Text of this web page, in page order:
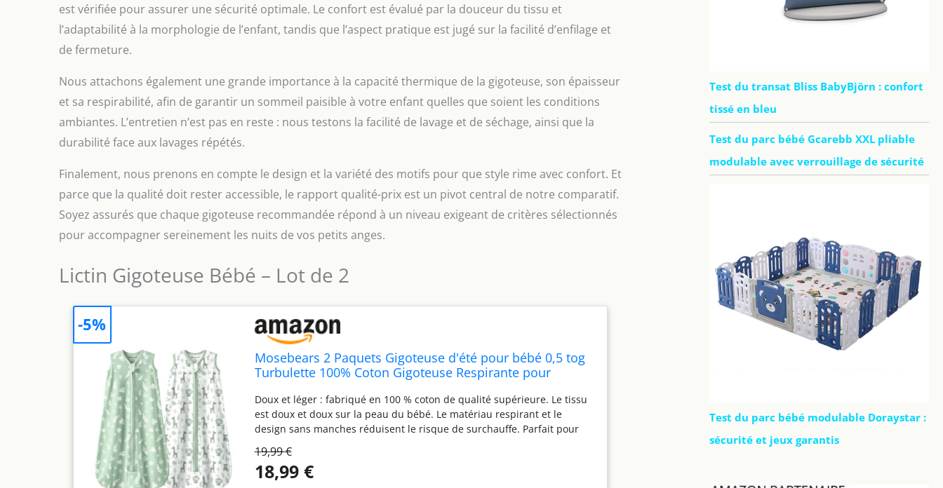
est vérifiée pour assurer une sécurité optimale. Le confort est évalué par la douceur du tissu et
l’adaptabilité à la morphologie de l’enfant, tandis que l’aspect pratique est jugé sur la facilité d’enfilage et
de fermeture.
Nous attachons également une grande importance à la capacité thermique de la gigoteuse, son épaisseur
et sa respirabilité, afin de garantir un sommeil paisible à votre enfant quelles que soient les conditions
ambiantes. L’entretien n’est pas en reste : nous testons la facilité de lavage et de séchage, ainsi que la
durabilité face aux lavages répétés.
Finalement, nous prenons en compte le design et la variété des motifs pour que style rime avec confort. Et
parce que la qualité doit rester accessible, le rapport qualité-prix est un pivot central de notre comparatif.
Soyez assurés que chaque gigoteuse recommandée répond à un niveau exigeant de critères sélectionnés
pour accompagner sereinement les nuits de vos petits anges.
Lictin Gigoteuse Bébé – Lot de 2
Mosebears 2 Paquets Gigoteuse d'été pour bébé 0,5 tog
Turbulette 100% Coton Gigoteuse Respirante pour
Doux et léger : fabriqué en 100 % coton de qualité supérieure. Le tissu
est doux et doux sur la peau du bébé. Le matériau respirant et le
design sans manches réduisent le risque de surchauffe. Parfait pour
bébé remplace la couverture lâche normale. Il élimine le risque que les
couvertures lâches couvrent le visage du bébé et interfèrent avec la
19,99 €
18,99 €
-5%
Test du transat Bliss BabyBjörn : confort
tissé en bleu
Test du parc bébé Gcarebb XXL pliable
modulable avec verrouillage de sécurité
Test du parc bébé modulable Doraystar :
sécurité et jeux garantis